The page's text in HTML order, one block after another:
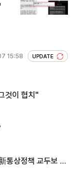
15:58 UPDATE
것이 협치"
통상정책 교두보 활